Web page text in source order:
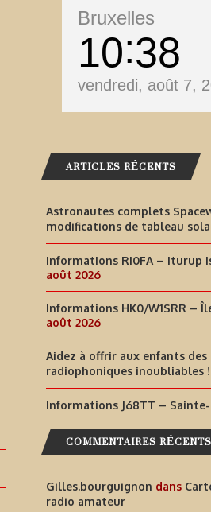
Bruxelles
10 38
vendredi, août 7,
ARTICLES RÉCENTS
Astronautes complets
modifications de tableau
Informations RI0FA – Iturup
août 2026
Informations HK0/W1SRR –
août 2026
Aidez à offrir aux enfants des
radiophoniques inoubliables !
Informations J68TT –
COMMENTAIRES RÉCENTS
Gilles.bourguignon dans
radio amateur